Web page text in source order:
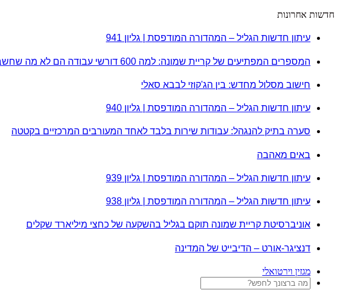
חדשות אחרונות
עיתון חדשות הגליל – המהדורה המודפסת | גליון 941
המספרים המפתיעים של קריית שמונה: למה 600 דורשי עבודה הם לא מה שחשבתם?
חישוב מסלול מחדש: בין הג'קוזי לבבא סאלי
עיתון חדשות הגליל – המהדורה המודפסת | גליון 940
סערה בתיק להנגהל: עבודות שירות בלבד לאחד המעורבים המרכזיים בקטטה
באים מאהבה
עיתון חדשות הגליל – המהדורה המודפסת | גליון 939
עיתון חדשות הגליל – המהדורה המודפסת | גליון 938
אוניברסיטת קריית שמונה תוקם בגליל בהשקעה של כחצי מיליארד שקלים
דנציגר-אורט – הדיבייט של המדינה
מגזין וירטואלי